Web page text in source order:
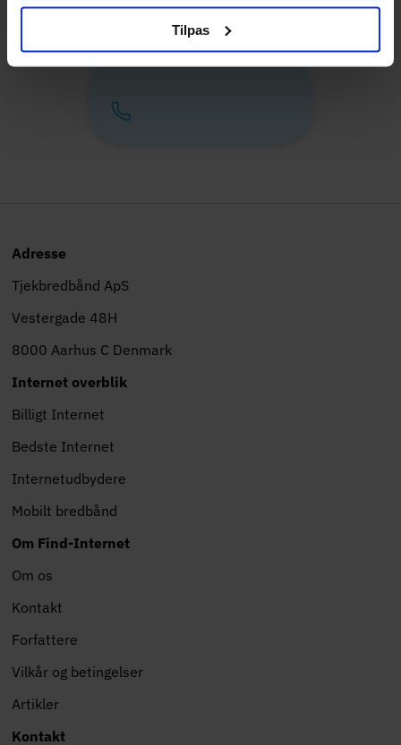
Tilpas
Adresse
Tjekbredbånd ApS
Vestergade 48H
8000 Aarhus C Denmark
Internet overblik
Billigt Internet
Bedste Internet
Internetudbydere
Mobilt bredbånd
Om Find-Internet
Om os
Kontakt
Forfattere
Vilkår og betingelser
Artikler
Kontakt